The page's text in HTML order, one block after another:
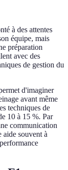
à des attentes
équipe, mais
préparation
avec des
de gestion du
d'imaginer
avant même
techniques de
10 à 15 %. Par
communication
aide souvent à